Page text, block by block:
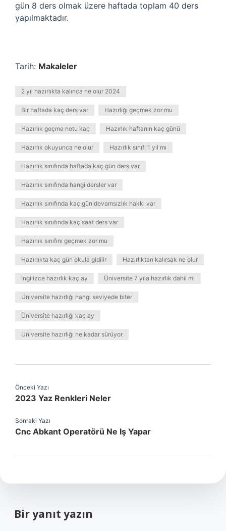
gün 8 ders olmak üzere haftada toplam 40 ders
yapılmaktadır.
Tarih: Makaleler
2 yıl hazırlıkta kalınca ne olur 2024
Bir haftada kaç ders var Hazırlığı geçmek zor mu
Hazırlık geçme notu kaç Hazırlık haftanın kaç günü
Hazırlık okuyunca ne olur Hazırlık sınıfı 1 yıl mı
Hazırlık sınıfında haftada kaç gün ders var
Hazırlık sınıfında hangi dersler var
Hazırlık sınıfında kaç gün devamsızlık hakkı var
Hazırlık sınıfında kaç saat ders var
Hazırlık sınıfını geçmek zor mu
Hazırlıkta kaç gün okula gidilir Hazırlıktan kalırsak ne olur
İngilizce hazırlık kaç ay Üniversite 7 yıla hazırlık dahil mi
Üniversite hazırlığı hangi seviyede biter
Üniversite hazırlığı kaç ay
Üniversite hazırlığı ne kadar sürüyor
Önceki Yazı
2023 Yaz Renkleri Neler
Sonraki Yazı
Cnc Abkant Operatörü Ne Iş Yapar
Bir yanıt yazın